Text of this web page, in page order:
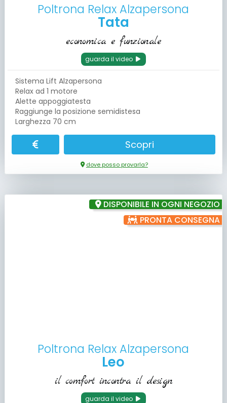
Poltrona Relax Alzapersona
Tata
economica e funzionale
guarda il video
Sistema Lift Alzapersona
Relax ad 1 motore
Alette appoggiatesta
Raggiunge la posizione semidistesa
Larghezza 70 cm
Scopri
dove posso provarla?
DISPONIBILE IN OGNI NEGOZIO
PRONTA CONSEGNA
Poltrona Relax Alzapersona
Leo
il comfort incontra il design
guarda il video